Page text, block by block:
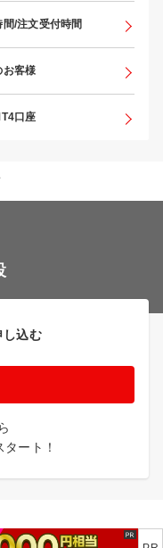
間/注文受付時間
お客様
口座
し込む
ート！